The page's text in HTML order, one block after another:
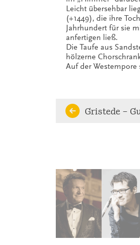
Leicht übersehbar
(+1449), die ihre
Jahrhundert für sie
anfertigen ließ.
Die Taufe aus
hölzerne
Auf der Westempore
Gristede –